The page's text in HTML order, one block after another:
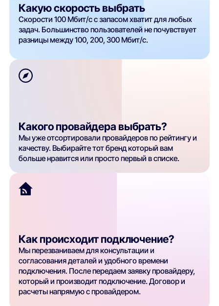
Какую скорость выбрать
Скорости 100 Мбит/с с запасом хватит для любых
задач. Большинство пользователей не почувствует
разницы между 100, 200, 300 Мбит/с.
Какого провайдера выбрать?
Мы уже отсортировали провайдеров по рейтингу и
качеству. Выбирайте тот бренд который вам
больше нравится или просто первый в списке.
Как происходит подключение?
Мы перезваниваем для консультации и
согласования деталей и удобного времени
подключения. После передаем заявку провайдеру,
который и производит подключение. Договор и
расчеты напрямую с провайдером.